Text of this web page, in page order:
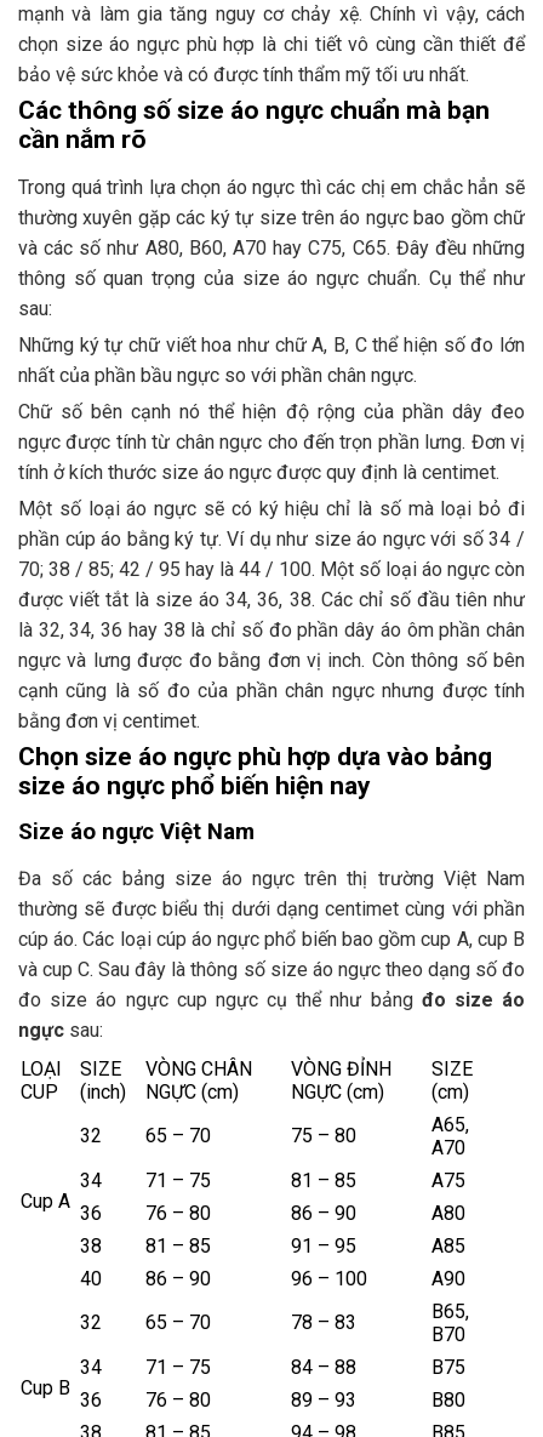
mạnh và làm gia tăng nguy cơ chảy xệ. Chính vì vậy, cách
chọn size áo ngực phù hợp là chi tiết vô cùng cần thiết để
bảo vệ sức khỏe và có được tính thẩm mỹ tối ưu nhất.
Các thông số size áo ngực chuẩn mà bạn
cần nắm rõ
Trong quá trình lựa chọn áo ngực thì các chị em chắc hẳn sẽ
thường xuyên gặp các ký tự size trên áo ngực bao gồm chữ
và các số như A80, B60, A70 hay C75, C65. Đây đều những
thông số quan trọng của size áo ngực chuẩn. Cụ thể như
sau:
Những ký tự chữ viết hoa như chữ A, B, C thể hiện số đo lớn
nhất của phần bầu ngực so với phần chân ngực.
Chữ số bên cạnh nó thể hiện độ rộng của phần dây đeo
ngực được tính từ chân ngực cho đến trọn phần lưng. Đơn vị
tính ở kích thước size áo ngực được quy định là centimet.
Một số loại áo ngực sẽ có ký hiệu chỉ là số mà loại bỏ đi
phần cúp áo bằng ký tự. Ví dụ như size áo ngực với số 34 /
70; 38 / 85; 42 / 95 hay là 44 / 100. Một số loại áo ngực còn
được viết tắt là size áo 34, 36, 38. Các chỉ số đầu tiên như
là 32, 34, 36 hay 38 là chỉ số đo phần dây áo ôm phần chân
ngực và lưng được đo bằng đơn vị inch. Còn thông số bên
cạnh cũng là số đo của phần chân ngực nhưng được tính
bằng đơn vị centimet.
Chọn size áo ngực phù hợp dựa vào bảng
size áo ngực phổ biến hiện nay
Size áo ngực Việt Nam
Đa số các bảng size áo ngực trên thị trường Việt Nam
thường sẽ được biểu thị dưới dạng centimet cùng với phần
cúp áo. Các loại cúp áo ngực phổ biến bao gồm cup A, cup B
và cup C. Sau đây là thông số size áo ngực theo dạng số đo
đo size áo ngực cup ngực cụ thể như bảng đo size áo
ngực sau:
LOẠI
CUP
SIZE
(inch)
VÒNG CHÂN
NGỰC (cm)
VÒNG ĐỈNH
NGỰC (cm)
SIZE
(cm)
Cup A
32 65 – 70 75 – 80
A65,
A70
34
71 – 75 81 – 85
A75
36
76 – 80 86 – 90
A80
38
81 – 85 91 – 95
A85
40
86 – 90 96 – 100 A90
Cup B
32 65 – 70 78 – 83
B65,
B70
34
71 – 75 84 – 88
B75
36
76 – 80 89 – 93
B80